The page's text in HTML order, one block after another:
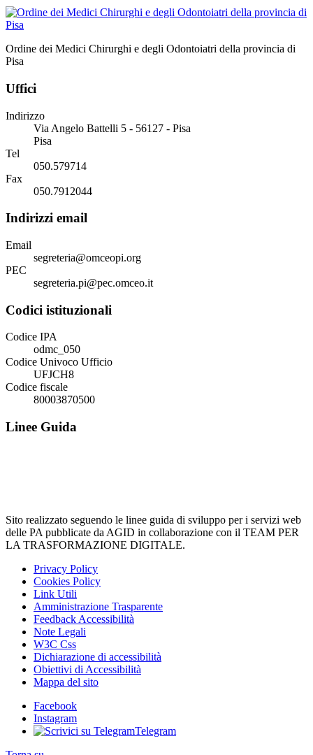
Ordine dei Medici Chirurghi e degli Odontoiatri della provincia di
Pisa
Uffici
Indirizzo
Via Angelo Battelli 5 - 56127 - Pisa
Pisa
Tel
050.579714
Fax
050.7912044
Indirizzi email
Email
segreteria@omceopi.org
PEC
segreteria.pi@pec.omceo.it
Codici istituzionali
Codice IPA
odmc_050
Codice Univoco Ufficio
UFJCH8
Codice fiscale
80003870500
Linee Guida
Sito realizzato seguendo le linee guida di sviluppo per i servizi web
delle PA pubblicate da AGID in collaborazione con il TEAM PER
LA TRASFORMAZIONE DIGITALE.
Privacy Policy
Cookies Policy
Link Utili
Amministrazione Trasparente
Feedback Accessibilità
Note Legali
W3C Css
Dichiarazione di accessibilità
Obiettivi di Accessibilità
Mappa del sito
Facebook
Instagram
Telegram